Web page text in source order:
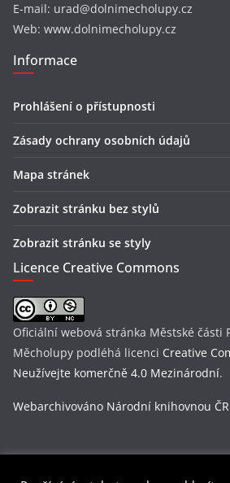
E-mail: urad@dolnimecholupy.cz
Web: www.dolnimecholupy.cz
Informace
Prohlášení o přístupnosti
Zásady ochrany osobních údajů
Mapa stránek
Zobrazit stránku bez stylů
Zobrazit stránku se styly
Licence Creative Commons
Oficiální webová stránka Městské části
Měcholupy podléhá licenci Creative
Neužívejte komerčně 4.0 Mezinárodní.
Webarchivováno Národní knihovnou ČR